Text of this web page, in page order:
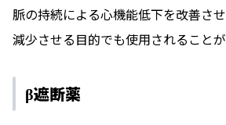
脈の持続による心機能低下を改善さ
減少させる目的でも使用されることが
β遮断薬